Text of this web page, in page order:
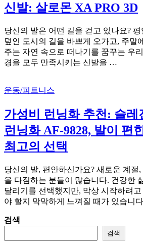
신발: 살로몬 XA PRO 3D
당신의 발은 어떤 길을 걷고 있나요?
덮인 도시의 길을 바쁘게 오가고, 주말
주는 자연 속으로 떠나기를 꿈꾸는 우
경을 모두 만족시키는 신발을 …
운동/피트니스
가성비 런닝화 추천: 슬레
런닝화 AF-9828, 발이 편
최고의 선택
당신의 발, 편안하신가요? 새로운 계절
을 다짐하는 분들이 많습니다. 건강한
달리기를 선택했지만, 막상 시작하려
야 할지 막막하게 느껴질 때가 있습니
검색
검색